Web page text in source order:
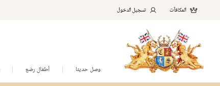
المكافآت تسجيل الدخول
وصل حديثا أطفال رضع